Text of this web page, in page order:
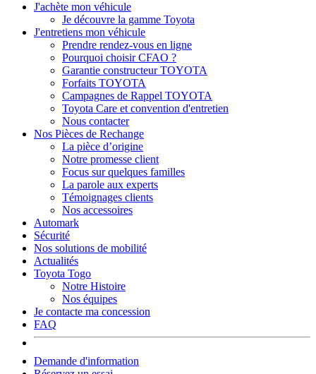
J'achète mon véhicule
Je découvre la gamme Toyota
J'entretiens mon véhicule
Prendre rendez-vous en ligne
Pourquoi choisir CFAO ?
Garantie constructeur TOYOTA
Forfaits TOYOTA
Campagnes de Rappel TOYOTA
Toyota Care et convention d'entretien
Nous contacter
Nos Pièces de Rechange
La pièce d’origine
Notre promesse client
Focus sur quelques familles
La parole aux experts
Témoignages clients
Nos accessoires
Automark
Sécurité
Nos solutions de mobilité
Actualités
Toyota Togo
Notre Histoire
Nos équipes
Je contacte ma concession
FAQ
Demande d'information